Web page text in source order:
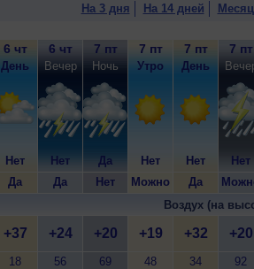
На 3 дня На 14 дней Месяц
6 чт
День
Нет
Да
6 чт
Вечер
Нет
Да
7 пт
Ночь
Да
Нет
7 пт
Утро
Нет
Можно
7 пт
День
Нет
Да
7 пт
Нет
Воздух (на
+37
18
+24
56
+20
69
+19
48
+32
34
+20
92